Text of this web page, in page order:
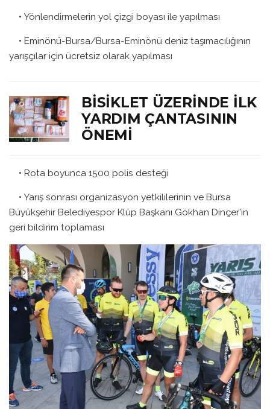
• Yönlendirmelerin yol çizgi boyası ile yapılması
• Eminönü-Bursa/Bursa-Eminönü deniz taşımacılığının
yarışçılar için ücretsiz olarak yapılması
BISIKLET ÜZERINDE İLK
YARDIM ÇANTASININ
ÖNEMI
• Rota boyunca 1500 polis desteği
• Yarış sonrası organizasyon yetkililerinin ve Bursa
Büyükşehir Belediyespor Klüp Başkanı Gökhan Dinçer’in
geri bildirim toplaması